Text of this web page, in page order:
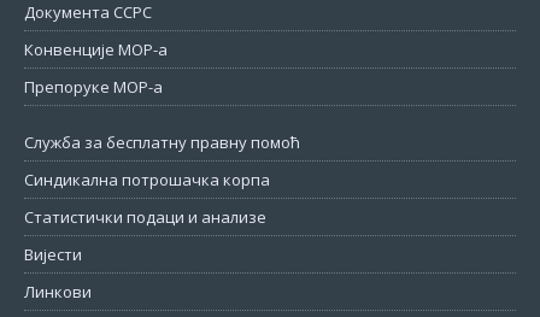
Документа ССРС
Конвенције МОР-а
Препоруке МОР-а
Служба за бесплатну правну помоћ
Синдикална потрошачка корпа
Статистички подаци и анализе
Вијести
Линкови